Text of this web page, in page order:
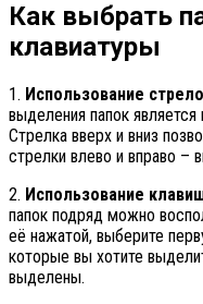
Как выбрать
клавиатуры
1. Использование
выделения папок является
Стрелка вверх и вниз
стрелки влево и вправо –
2. Использование
папок подряд можно
её нажатой, выберите
которые вы хотите
выделены.